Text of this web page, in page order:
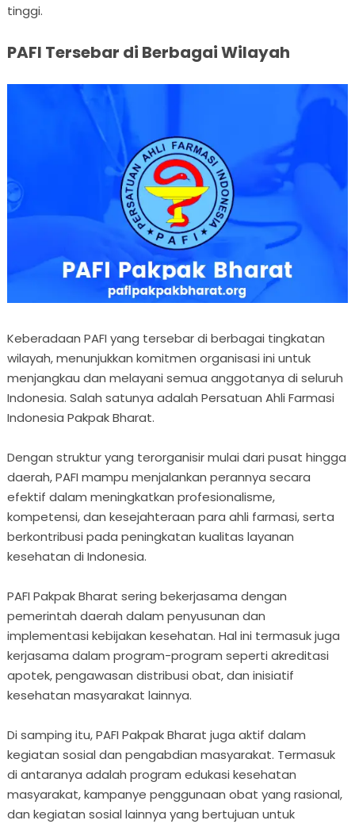
tinggi.
PAFI Tersebar di Berbagai Wilayah
Keberadaan PAFI yang tersebar di berbagai tingkatan
wilayah, menunjukkan komitmen organisasi ini untuk
menjangkau dan melayani semua anggotanya di seluruh
Indonesia. Salah satunya adalah Persatuan Ahli Farmasi
Indonesia Pakpak Bharat.
Dengan struktur yang terorganisir mulai dari pusat hingga
daerah, PAFI mampu menjalankan perannya secara
efektif dalam meningkatkan profesionalisme,
kompetensi, dan kesejahteraan para ahli farmasi, serta
berkontribusi pada peningkatan kualitas layanan
kesehatan di Indonesia.
PAFI Pakpak Bharat sering bekerjasama dengan
pemerintah daerah dalam penyusunan dan
implementasi kebijakan kesehatan. Hal ini termasuk juga
kerjasama dalam program-program seperti akreditasi
apotek, pengawasan distribusi obat, dan inisiatif
kesehatan masyarakat lainnya.
Di samping itu, PAFI Pakpak Bharat juga aktif dalam
kegiatan sosial dan pengabdian masyarakat. Termasuk
di antaranya adalah program edukasi kesehatan
masyarakat, kampanye penggunaan obat yang rasional,
dan kegiatan sosial lainnya yang bertujuan untuk